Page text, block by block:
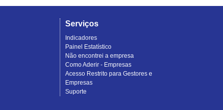
Serviços
Indicadores
Painel Estatístico
Não encontrei a empresa
Como Aderir - Empresas
Acesso Restrito para Gestores e
Empresas
Suporte